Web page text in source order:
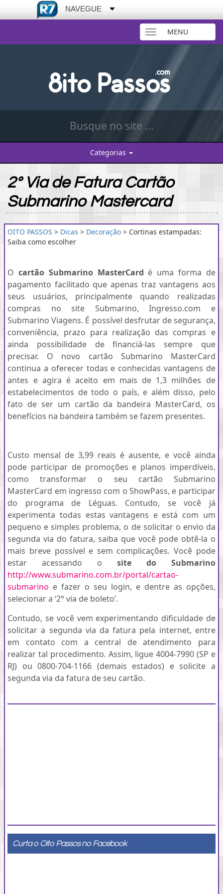
NAVEGUE
MENU
Toggle
navigation
Categorias
2° Via de Fatura Cartão
Submarino Mastercard
OITO PASSOS > Dicas > Decoração > Cortinas estampadas:
Saiba como escolher
Ocartão Submarino MasterCard é uma forma de
pagamento facilitado que apenas traz vantagens aos
seus usuários, principalmente quando realizadas
compras no site Submarino, Ingresso.com e
Submarino Viagens. É possível desfrutar de segurança,
conveniência, prazo para realização das compras e
ainda possibilidade de financiá-las sempre que
precisar. O novo cartão Submarino MasterCard
continua a oferecer todas e conhecidas vantagens de
antes e agira é aceito em mais de 1,3 milhões de
estabelecimentos de todo o país, e além disso, pelo
fato de ser um cartão da bandeira MasterCard, os
benefícios na bandeira também se fazem presentes.
Custo mensal de 3,99 reais é ausente, e você ainda
pode participar de promoções e planos imperdíveis,
como transformar o seu cartão Submarino
MasterCard em ingresso com o ShowPass, e participar
do programa de Léguas. Contudo, se você já
experimenta todas estas vantagens e está com um
pequeno e simples problema, o de solicitar o envio da
segunda via do fatura, saiba que você pode obtê-la o
mais breve possível e sem complicações. Você pode
estar acessando o site do Submarino
http://www.submarino.com.br/portal/cartao-
submarino e fazer o seu login, e dentre as opções,
selecionar a ‘2° via de boleto’.
Contudo, se você vem experimentando dificuldade de
solicitar a segunda via da fatura pela internet, entre
em contato com a central de atendimento para
realizar tal procedimento. Assim, ligue 4004-7990 (SP e
RJ) ou 0800-704-1166 (demais estados) e solicite a
segunda via da fatura de seu cartão.
Curta o Oito PassosnoFacebook